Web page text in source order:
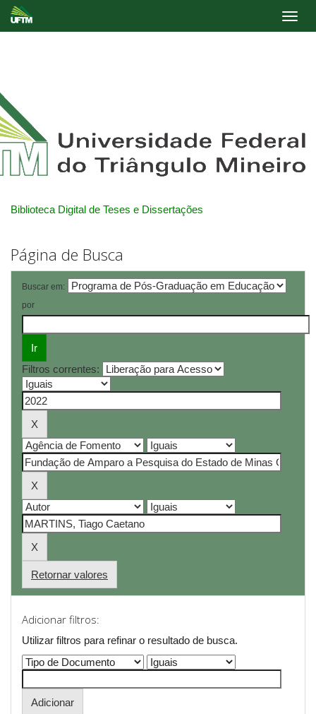
Biblioteca Digital de Teses e Dissertações
Página de Busca
Buscar em:
por
Filtros correntes:
Retornar valores
Adicionar filtros:
Utilizar filtros para refinar o resultado de busca.